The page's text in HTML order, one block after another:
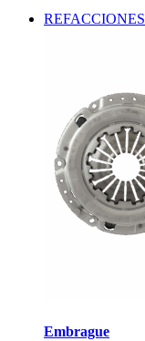
REFACCIONES
Embrague